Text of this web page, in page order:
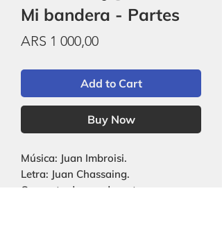
Mi bandera - Partes
ARS 1 000,00Price
Add to Cart
Buy Now
Música: Juan Imbroisi.
Letra: Juan Chassaing.
Orquesta de cuerdas y tenor.